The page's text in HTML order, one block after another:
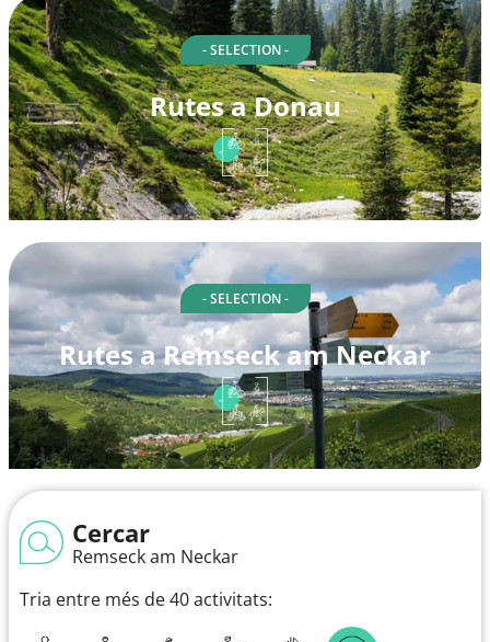
- SELECTION -
Rutes a Donau
- SELECTION -
Rutes a Remseck am Neckar
Cercar
Remseck am Neckar
Tria entre més de 40 activitats: